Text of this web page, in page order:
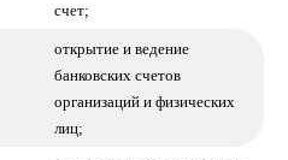
счет;
открытие и ведение
банковских счетов
организаций и физических
лиц;